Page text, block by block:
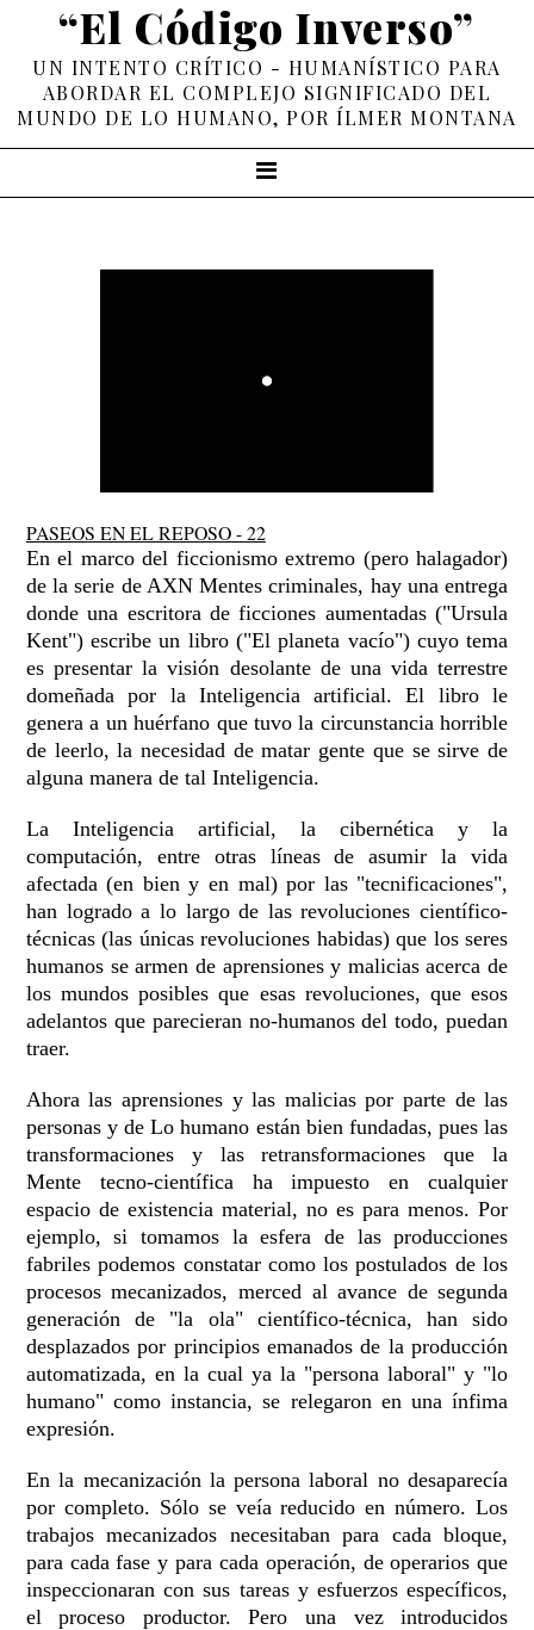
“El Código Inverso”
UN INTENTO CRÍTICO - HUMANÍSTICO PARA
ABORDAR EL COMPLEJO SIGNIFICADO DEL
MUNDO DE LO HUMANO, POR ÍLMER MONTANA
PASEOS EN EL REPOSO - 22
En el marco del ficcionismo extremo (pero halagador)
de la serie de AXN Mentes criminales, hay una entrega
donde una escritora de ficciones aumentadas ("Ursula
Kent") escribe un libro ("El planeta vacío") cuyo tema
es presentar la visión desolante de una vida terrestre
domeñada por la Inteligencia artificial. El libro le
genera a un huérfano que tuvo la circunstancia horrible
de leerlo, la necesidad de matar gente que se sirve de
alguna manera de tal Inteligencia.
La Inteligencia artificial, la cibernética y la
computación, entre otras líneas de asumir la vida
afectada (en bien y en mal) por las "tecnificaciones",
han logrado a lo largo de las revoluciones científico-
técnicas (las únicas revoluciones habidas) que los seres
humanos se armen de aprensiones y malicias acerca de
los mundos posibles que esas revoluciones, que esos
adelantos que parecieran no-humanos del todo, puedan
traer.
Ahora las aprensiones y las malicias por parte de las
personas y de Lo humano están bien fundadas, pues las
transformaciones y las retransformaciones que la
Mente tecno-científica ha impuesto en cualquier
espacio de existencia material, no es para menos. Por
ejemplo, si tomamos la esfera de las producciones
fabriles podemos constatar como los postulados de los
procesos mecanizados, merced al avance de segunda
generación de "la ola" científico-técnica, han sido
desplazados por principios emanados de la producción
automatizada, en la cual ya la "persona laboral" y "lo
humano" como instancia, se relegaron en una ínfima
expresión.
En la mecanización la persona laboral no desaparecía
por completo. Sólo se veía reducido en número. Los
trabajos mecanizados necesitaban para cada bloque,
para cada fase y para cada operación, de operarios que
inspeccionaran con sus tareas y esfuerzos específicos,
el proceso productor. Pero una vez introducidos